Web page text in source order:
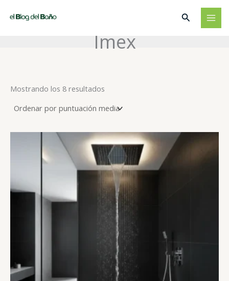
Buscar
Imex
Mostrando los 8 resultados
media